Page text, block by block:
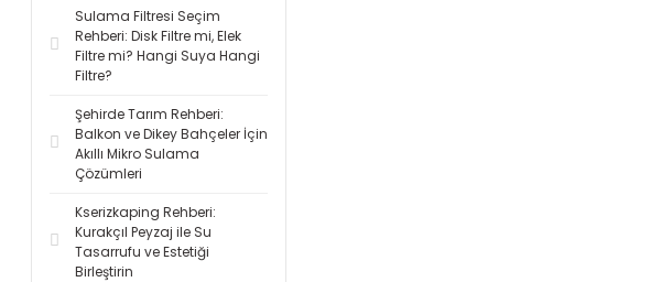
Sulama Filtresi Seçim
Rehberi: Disk Filtre mi, Elek
Filtre mi? Hangi Suya Hangi
Filtre?
Şehirde Tarım Rehberi:
Balkon ve Dikey Bahçeler İçin
Akıllı Mikro Sulama
Çözümleri
Kserizkaping Rehberi:
Kurakçıl Peyzaj ile Su
Tasarrufu ve Estetiği
Birleştirin